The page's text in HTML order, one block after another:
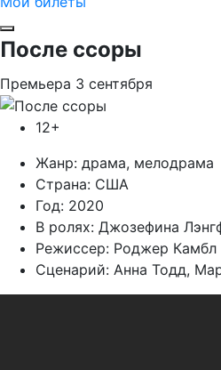
После ссоры
Премьера 3 сентября
12+
Жанр: драма, мелодрама
Страна: США
Год: 2020
В ролях: Джозефина
Режиссер: Роджер Камбл
Сценарий: Анна Тодд,